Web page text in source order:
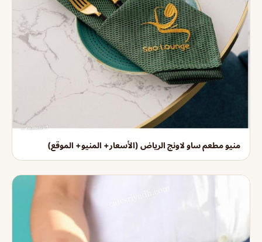
منيو مطعم ساو لاونج الرياض (الأسعار+ المنيو+ الموقع)